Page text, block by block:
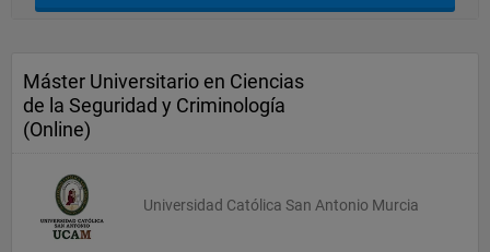
Máster Universitario en Ciencias
de la Seguridad y Criminología
(Online)
Universidad Católica San Antonio Murcia